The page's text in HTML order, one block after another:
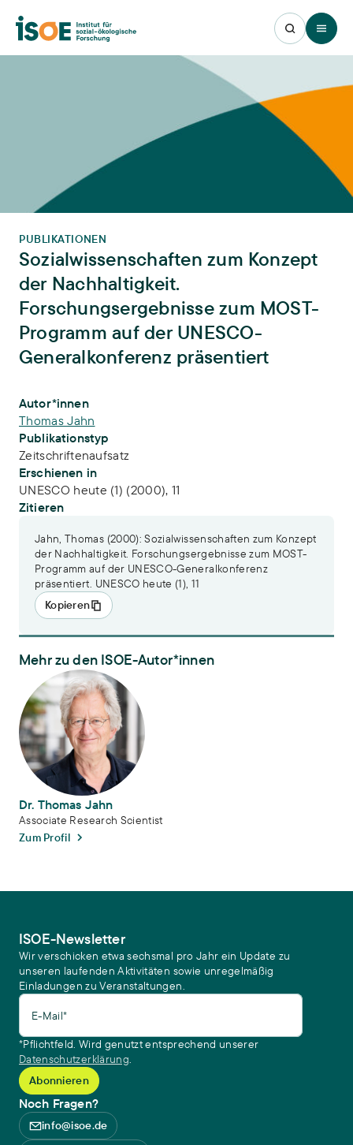
Open
PUBLIKATIONEN
Sozialwissenschaften zum Konzept
der Nachhaltigkeit.
Forschungsergebnisse zum MOST-
Programm auf der UNESCO-
Generalkonferenz präsentiert
Publikations-Infos
Autor*innen
Thomas Jahn
Publikationstyp
Zeitschriftenaufsatz
Erschienen in
UNESCO heute (1) (2000), 11
Zitieren
Jahn, Thomas (2000): Sozialwissenschaften zum Konzept
der Nachhaltigkeit. Forschungsergebnisse zum MOST-
Programm auf der UNESCO-Generalkonferenz
präsentiert. UNESCO heute (1), 11
Kopieren
Mehr zu den ISOE-Autor*innen
Dr. Thomas Jahn
Dr. Thomas Jahn
Associate Research Scientist
Zum Profil
ISOE-Newsletter
Wir verschicken etwa sechsmal pro Jahr ein Update zu
unseren laufenden Aktivitäten sowie unregelmäßig
Einladungen zu Veranstaltungen.
E-Mail*
*Pflichtfeld. Wird genutzt entsprechend unserer
Datenschutzerklärung.
Noch Fragen?
info@isoe.de